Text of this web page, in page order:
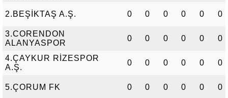
2.BEŞİKTAŞ A.Ş. 0 0 0 0 0 0
3.CORENDON
ALANYASPOR
0 0 0 0 0 0
4.ÇAYKUR RİZESPOR
A.Ş.
0 0 0 0 0 0
5.ÇORUM FK 0 0 0 0 0 0